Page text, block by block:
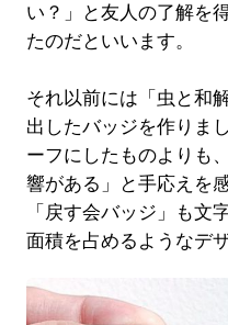
い？」と友人の了解を
たのだといいます。
それ以前には「虫と和
出したバッジを作りま
ーフにしたものよりも
響がある」と手応えを
「戻す会バッジ」も文
面積を占めるようなデ